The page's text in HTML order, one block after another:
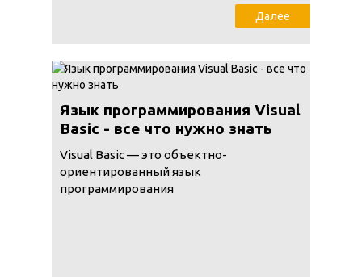
Далее
Язык программирования Visual
Basic - все что нужно знать
Visual Basic — это объектно-
ориентированный язык
программирования